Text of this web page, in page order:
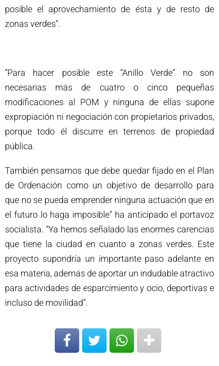
posible el aprovechamiento de ésta y de resto de
zonas verdes”.
“Para hacer posible este “Anillo Verde” no son
necesarias más de cuatro o cinco pequeñas
modificaciones al POM y ninguna de ellas supone
expropiación ni negociación con propietarios privados,
porque todo él discurre en terrenos de propiedad
pública.
También pensamos que debe quedar fijado en el Plan
de Ordenación como un objetivo de desarrollo para
que no se pueda emprender ninguna actuación que en
el futuro lo haga imposible” ha anticipado el portavoz
socialista. “Ya hemos señalado las enormes carencias
que tiene la ciudad en cuanto a zonas verdes. Este
proyecto supondría un importante paso adelante en
esa materia, además de aportar un indudable atractivo
para actividades de esparcimiento y ocio, deportivas e
incluso de movilidad”.